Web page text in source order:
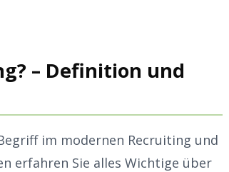
– Definition und
im modernen Recruiting und
erfahren Sie alles Wichtige über